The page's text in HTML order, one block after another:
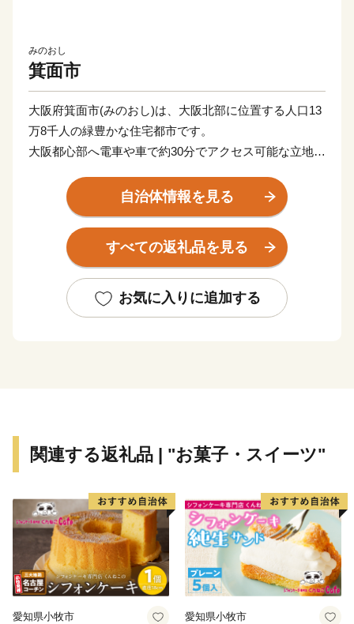
みのおし
箕面市
大阪府箕面市(みのおし)は、大阪北部に位置する人口13
万8千人の緑豊かな住宅都市です。
大阪都心部へ電車や車で約30分でアクセス可能な立地で
や明治の森箕面国定公園に代表される豊かな自然が特徴
「箕面」の名前の由来は、箕面大滝の流れ落ちる姿が農
具の「箕」の面「「表面」に似ていることから「箕面大
と言われています。
また、「子育て・教育日本一」を掲げ、子育て世代の方
自治体情報を見る
すべての返礼品を見る
お気に入りに追加する
関連する返礼品 | "お菓子・スイーツ"
愛知県小牧市 愛知県小牧市